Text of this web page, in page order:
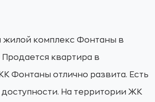
жилой комплекс Фонтаны в
квартира в
Фонтаны отлично развита. Есть
На территории ЖК